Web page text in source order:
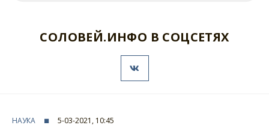
СОЛОВЕЙ.ИНФО В СОЦСЕТЯХ
НАУКА 5-03-2021, 10:45